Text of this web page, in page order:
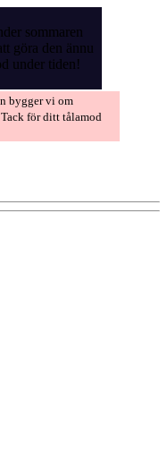
sommaren
göra den ännu
under tiden!
bygger vi om
för ditt tålamod